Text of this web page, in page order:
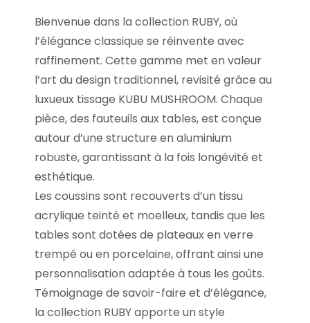
Bienvenue dans la collection RUBY, où
l’élégance classique se réinvente avec
raffinement. Cette gamme met en valeur
l’art du design traditionnel, revisité grâce au
luxueux tissage KUBU MUSHROOM. Chaque
pièce, des fauteuils aux tables, est conçue
autour d’une structure en aluminium
robuste, garantissant à la fois longévité et
esthétique.
Les coussins sont recouverts d’un tissu
acrylique teinté et moelleux, tandis que les
tables sont dotées de plateaux en verre
trempé ou en porcelaine, offrant ainsi une
personnalisation adaptée à tous les goûts.
Témoignage de savoir-faire et d’élégance,
la collection RUBY apporte un style